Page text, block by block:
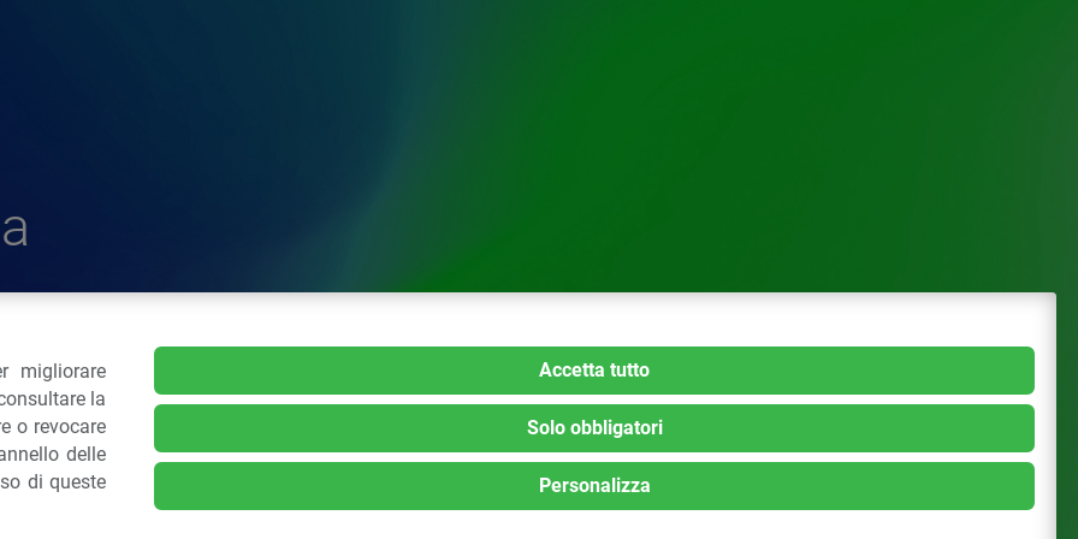
Plastiche
02 43928225.
migliorare
la
o revocare
delle
di queste
Accetta tutto
Solo obbligatori
Personalizza